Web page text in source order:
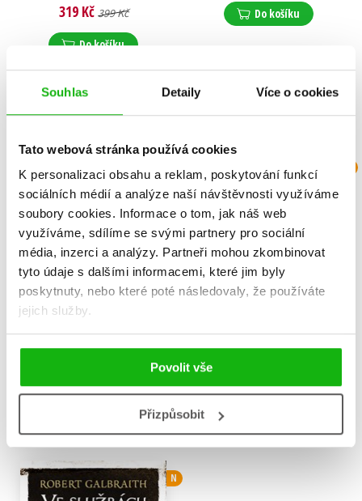
Souhlas Detaily Více o cookies
Tato webová stránka používá cookies
K personalizaci obsahu a reklam, poskytování funkcí
sociálních médií a analýze naší návštěvnosti využíváme
soubory cookies. Informace o tom, jak náš web
využíváme, sdílíme se svými partnery pro sociální
média, inzerci a analýzy. Partneři mohou zkombinovat
tyto údaje s dalšími informacemi, které jim byly
poskytnuty, nebo které poté následovaly, že používáte
jejich služby.
Povolit vše
Přizpůsobit
319 Kč 399 Kč
Do košíku
Do košíku
Kdo umlčel skály?
Ondřej Krotil
319 Kč399 Kč
Do košíku
na CD)
319 Kč399 Kč
N